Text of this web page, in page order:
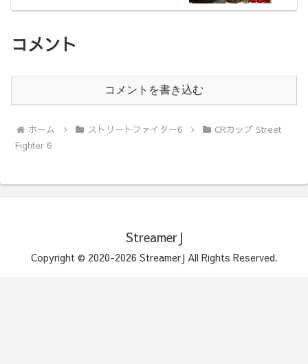
コメント
コメントを書き込む
ホーム ストリートファイター6
CRカップ Street
Fighter 6
StreamerJ
Copyright © 2020-2026 StreamerJ All Rights Reserved.